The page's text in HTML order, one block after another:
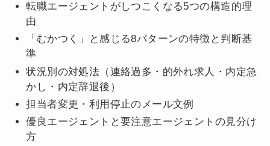
転職エージェントがしつこくなる5つの構造的理
由
「むかつく」と感じる8パターンの特徴と判断基
準
状況別の対処法（連絡過多・的外れ求人・内定急
かし・内定辞退後）
担当者変更・利用停止のメール文例
優良エージェントと要注意エージェントの見分け
方